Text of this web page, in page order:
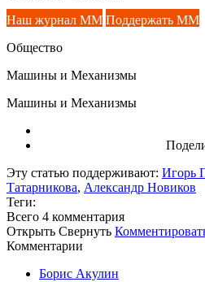
Наш журнал ММ Поддержать ММ
Общество
Машины и Механизмы
Машины и Механизмы
Эту статью поддерживают: Игорь
Татарникова, Александр Новиков
Теги:
Всего 4 комментария
Открыть Свернуть
Комментарии
Борис Акулин